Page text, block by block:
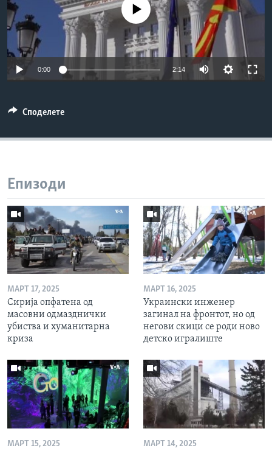
ИНТЕРВЈУА
Јазици
No media source currently available
0:00 2:14
Споделете
Епизоди
МАРТ 17, 2025
Сирија опфатена од
масовни одмазднички
убиства и хуманитарна
криза
МАРТ 16, 2025
Украински инженер
загинал на фронтот, но од
негови скици се роди ново
детско игралиште
МАРТ 15, 2025 МАРТ 14, 2025